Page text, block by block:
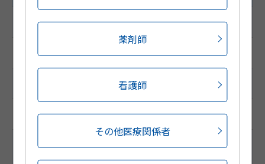
JANコード
4987188457009
HOT13コード
1293067010101
調剤包装GS1コード
（調剤包装RSSコード）
薬剤師
看護師
その他医療関係者